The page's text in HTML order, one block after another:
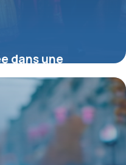
dans une
les codes